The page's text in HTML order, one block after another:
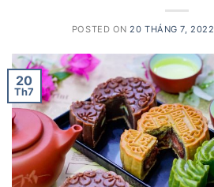
POSTED ON20 THÁNG 7, 2022
20
Th7